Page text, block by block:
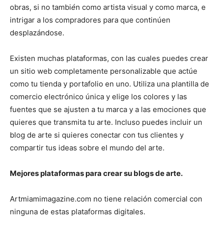
obras, si no también como artista visual y como marca, e
intrigar a los compradores para que continúen
desplazándose.
Existen muchas plataformas, con las cuales puedes crear
un sitio web completamente personalizable que actúe
como tu tienda y portafolio en uno. Utiliza una plantilla de
comercio electrónico única y elige los colores y las
fuentes que se ajusten a tu marca y a las emociones que
quieres que transmita tu arte. Incluso puedes incluir un
blog de arte si quieres conectar con tus clientes y
compartir tus ideas sobre el mundo del arte.
Mejores plataformas para crear su blogs de arte.
Artmiamimagazine.com no tiene relación comercial con
ninguna de estas plataformas digitales.